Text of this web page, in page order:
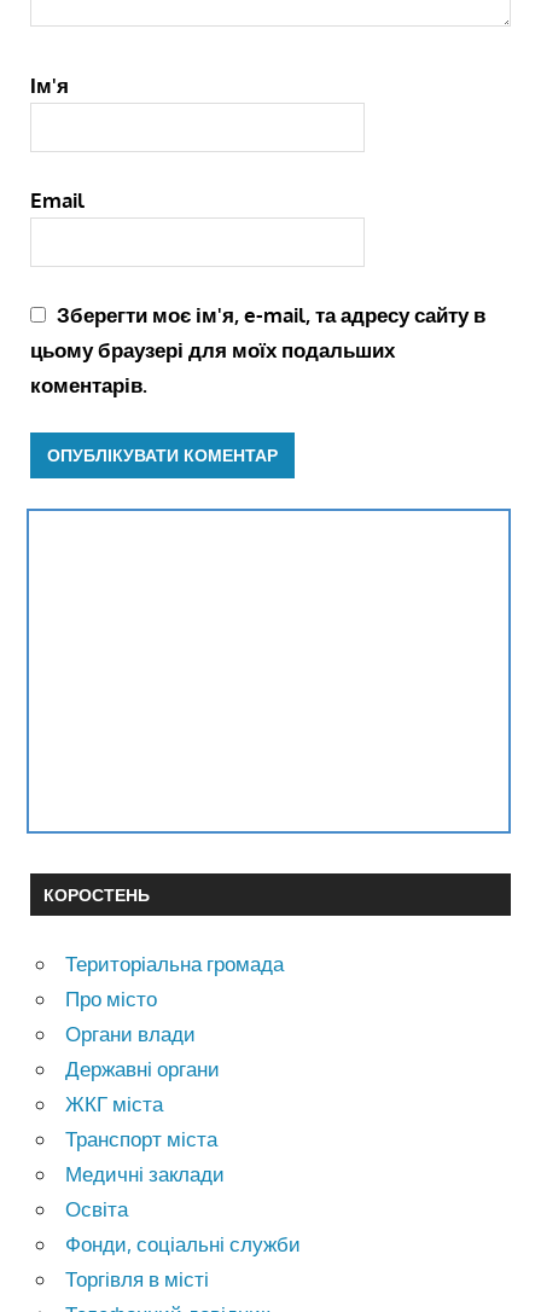
Ім'я
Email
Зберегти моє ім'я, e-mail, та адресу сайту в
цьому браузері для моїх подальших
коментарів.
КОРОСТЕНЬ
Територіальна громада
Про місто
Органи влади
Державні органи
ЖКГ міста
Транспорт міста
Медичні заклади
Освіта
Фонди, соціальні служби
Торгівля в місті